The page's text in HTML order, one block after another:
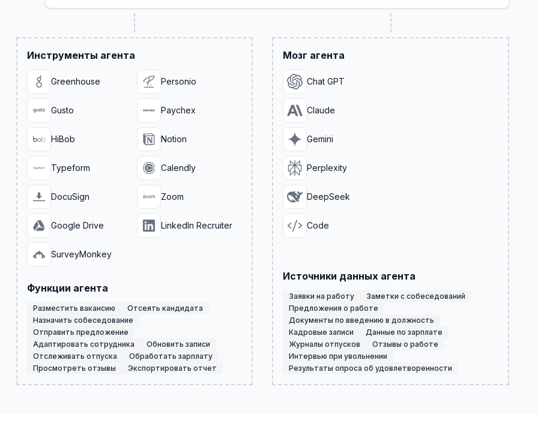
Инструменты агента
Greenhouse Personio
Gusto Paychex
HiBob Notion
Typeform Calendly
DocuSign Zoom
Google Drive LinkedIn Recruiter
SurveyMonkey
Функции агента
Разместить вакансию
Отсеять кандидата
Назначить собеседование
Отправить предложение
Адаптировать сотрудника
Обновить записи
Отслеживать отпуска
Обработать зарплату
Просмотреть отзывы
Экспортировать отчет
Мозг агента
Chat GPT
Claude
Gemini
Perplexity
DeepSeek
Code
Источники данных агента
Заявки на работу
Заметки с собеседований
Предложения о работе
Документы по введению в должность
Кадровые записи
Данные по зарплате
Журналы отпусков
Отзывы о работе
Интервью при увольнении
Результаты опроса об удовлетворенности